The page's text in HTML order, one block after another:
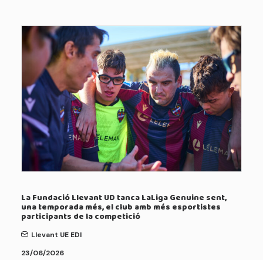
La Fundació Llevant UD tanca LaLiga Genuine sent,
una temporada més, el club amb més esportistes
participants de la competició
Llevant UE EDI
23/06/2026